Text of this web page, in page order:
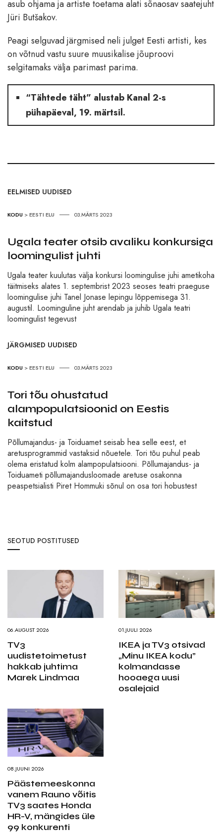
asub ohjama ja artiste toetama alati sõnaosav saatejuht
Jüri Butšakov.
Peagi selguvad järgmised neli julget Eesti artisti, kes
on võtnud vastu suure muusikalise jõuproovi
selgitamaks välja parimast parima.
“Tähtede täht” alustab Kanal 2-s
pühapäeval, 19. märtsil.
EELMISED UUDISED
KODU >EESTI ELU 03.MÄRTS 2023
Ugala teater otsib avaliku konkursiga
loomingulist juhti
Ugala teater kuulutas välja konkursi loomingulise juhi ametikoha
täitmiseks alates 1. septembrist 2023 seoses teatri praeguse
loomingulise juhi Tanel Jonase lepingu lõppemisega 31.
augustil. Loominguline juht arendab ja juhib Ugala teatri
loomingulist tegevust
JÄRGMISED UUDISED
KODU >EESTI ELU 03.MÄRTS 2023
Tori tõu ohustatud
alampopulatsioonid on Eestis
kaitstud
Põllumajandus- ja Toiduamet seisab hea selle eest, et
aretusprogrammid vastaksid nõuetele. Tori tõu puhul peab
olema eristatud kolm alampopulatsiooni. Põllumajandus- ja
Toiduameti põllumajandusloomade aretuse osakonna
peaspetsialisti Piret Hommuki sõnul on osa tori hobustest
SEOTUD POSTITUSED
06.AUGUST 2026
TV3
uudistetoimetust
hakkab juhtima
Marek Lindmaa
01.JUULI 2026
IKEA ja TV3 otsivad
„Minu IKEA kodu”
kolmandasse
hooaega uusi
osalejaid
08.JUUNI 2026
Päästemeeskonna
vanem Rauno võitis
TV3 saates Honda
HR-V, mängides üle
99 konkurenti